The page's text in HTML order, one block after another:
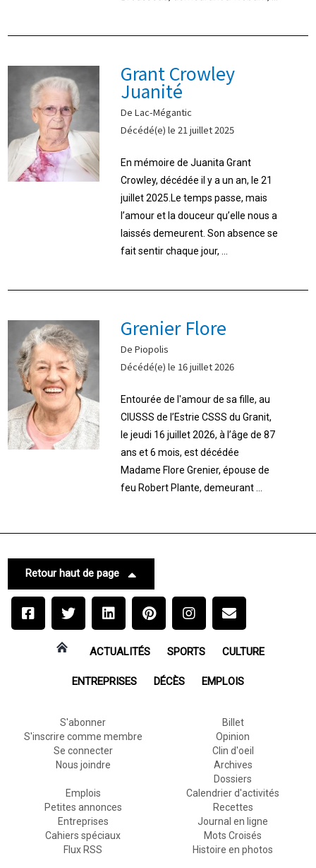
Grant Crowley
Juanité
De Lac-Mégantic
Décédé(e) le 21 juillet 2025
En mémoire de Juanita Grant
Crowley, décédée il y a un an, le 21
juillet 2025.Le temps passe, mais
l’amour et la douceur qu’elle nous a
laissés demeurent. Son absence se
fait sentir chaque jour, ...
Grenier Flore
De Piopolis
Décédé(e) le 16 juillet 2026
Entourée de l'amour de sa fille, au
CIUSSS de l’Estrie CSSS du Granit,
le jeudi 16 juillet 2026, à l’âge de 87
ans et 6 mois, est décédée
Madame Flore Grenier, épouse de
feu Robert Plante, demeurant ...
Retour haut de page
ACTUALITÉS SPORTS CULTURE
ENTREPRISES DÉCÈS EMPLOIS
S'abonner
S'inscrire comme membre
Se connecter
Nous joindre
Billet
Opinion
Clin d'oeil
Archives
Dossiers
Emplois
Petites annonces
Entreprises
Cahiers spéciaux
Flux RSS
Calendrier d'activités
Recettes
Journal en ligne
Mots Croisés
Histoire en photos